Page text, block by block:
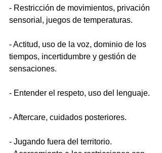
- Restricción de movimientos, privación
sensorial, juegos de temperaturas.
- Actitud, uso de la voz, dominio de los
tiempos, incertidumbre y gestión de
sensaciones.
- Entender el respeto, uso del lenguaje.
- Aftercare, cuidados posteriores.
- Jugando fuera del territorio.